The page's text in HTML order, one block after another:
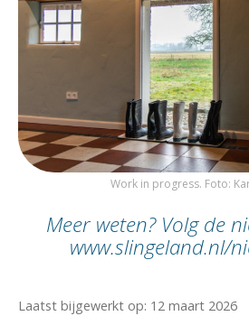
Work in progress. Foto:
Meer weten? Volg de
www.slingeland.nl/
Laatst bijgewerkt op: 12 maart 2026